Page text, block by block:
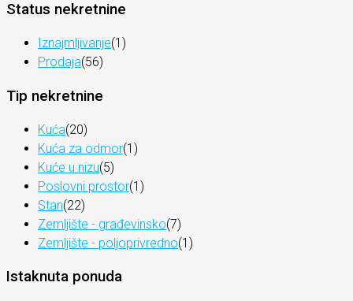
Status nekretnine
Iznajmljivanje(1)
Prodaja(56)
Tip nekretnine
Kuća(20)
Kuća za odmor(1)
Kuće u nizu(5)
Poslovni prostor(1)
Stan(22)
Zemljište - građevinsko(7)
Zemljište - poljoprivredno(1)
Istaknuta ponuda